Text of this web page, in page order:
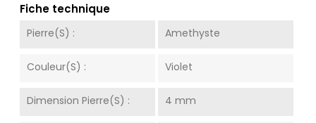
Fiche technique
Pierre(s) : Amethyste
Couleur(s) : Violet
Dimension Pierre(s) : 4 mm